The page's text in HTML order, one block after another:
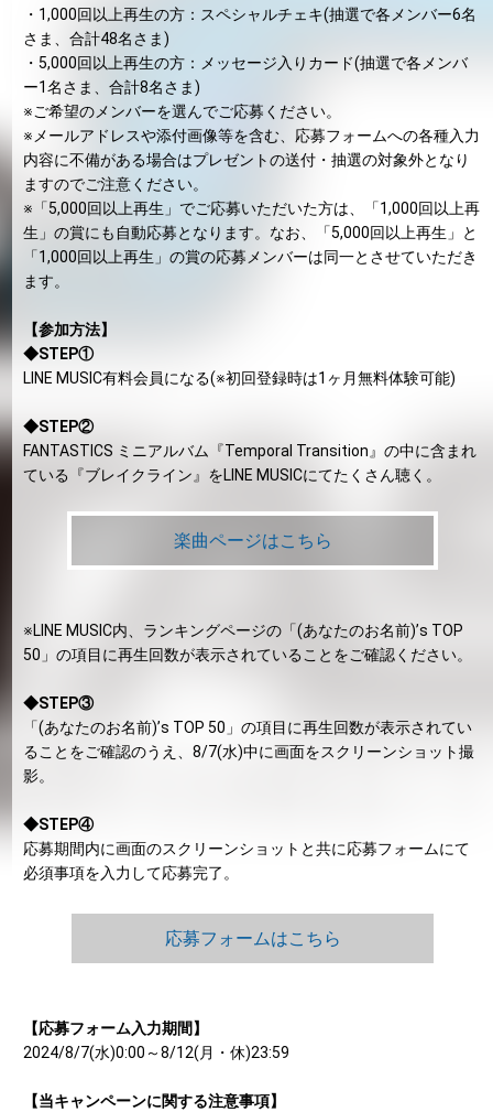
・1,000回以上再生の方：スペシャルチェキ(抽選で各メンバー6名
さま、合計48名さま)
・5,000回以上再生の方：メッセージ入りカード(抽選で各メンバ
ー1名さま、合計8名さま)
※ご希望のメンバーを選んでご応募ください。
※メールアドレスや添付画像等を含む、応募フォームへの各種入力
内容に不備がある場合はプレゼントの送付・抽選の対象外となり
ますのでご注意ください。
※「5,000回以上再生」でご応募いただいた方は、「1,000回以上再
生」の賞にも自動応募となります。なお、「5,000回以上再生」と
「1,000回以上再生」の賞の応募メンバーは同一とさせていただき
ます。
【参加方法】
◆STEP①
LINE MUSIC有料会員になる(※初回登録時は1ヶ月無料体験可能)
◆STEP②
FANTASTICS ミニアルバム『Temporal Transition』の中に含まれ
ている『ブレイクライン』をLINE MUSICにてたくさん聴く。
楽曲ページはこちら
※LINE MUSIC内、ランキングページの「(あなたのお名前)’s TOP
50」の項目に再生回数が表示されていることをご確認ください。
◆STEP③
「(あなたのお名前)’s TOP 50」の項目に再生回数が表示されてい
ることをご確認のうえ、8/7(水)中に画面をスクリーンショット撮
影。
◆STEP④
応募期間内に画面のスクリーンショットと共に応募フォームにて
必須事項を入力して応募完了。
応募フォームはこちら
【応募フォーム入力期間】
2024/8/7(水)0:00～8/12(月・休)23:59
【当キャンペーンに関する注意事項】